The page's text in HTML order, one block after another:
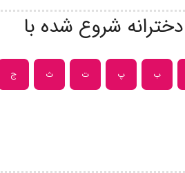
شروع شده با
ب پ ت ث ج